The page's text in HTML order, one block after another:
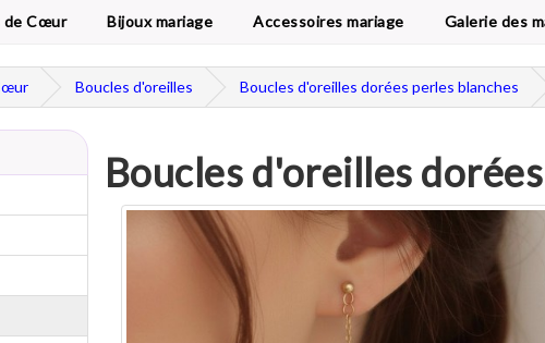
de Cœur Bijoux mariage Accessoires mariage Galerie des
Boucles d'oreilles Boucles d'oreilles dorées perles blanches
Boucles d'oreilles